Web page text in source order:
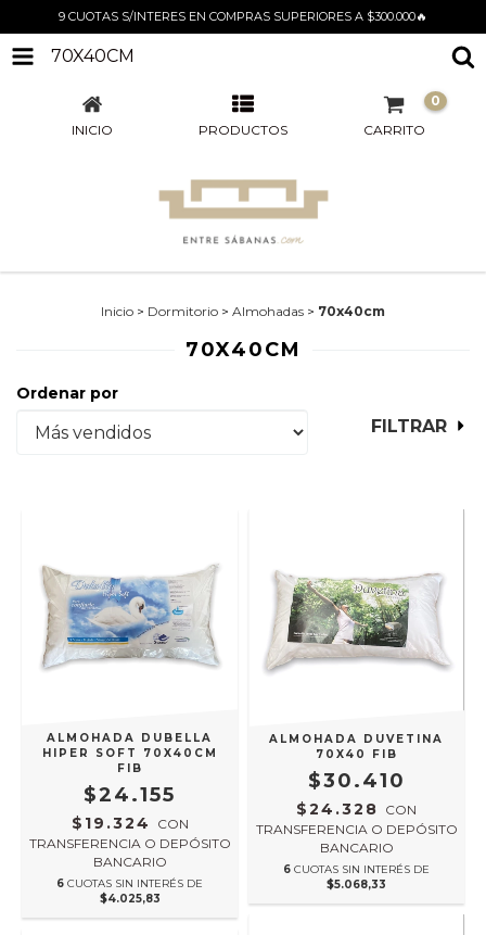
9 CUOTAS S/INTERES EN COMPRAS SUPERIORES A $300.000🔥
70X40CM
INICIO PRODUCTOS CARRITO
0
Inicio > Dormitorio > Almohadas > 70x40cm
70X40CM
Ordenar por
FILTRAR
ALMOHADA DUBELLA
HIPER SOFT 70X40CM
FIB
$24.155
$19.324
CON
TRANSFERENCIA O DEPÓSITO
BANCARIO
6 CUOTAS SIN INTERÉS DE
$4.025,83
ALMOHADA DUVETINA
70X40 FIB
$30.410
$24.328 CON
TRANSFERENCIA O DEPÓSITO
BANCARIO
6 CUOTAS SIN INTERÉS DE
$5.068,33